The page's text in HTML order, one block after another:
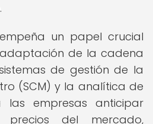
un papel crucial
de la cadena
de gestión de la
(SCM) y la analítica de
empresas anticipar
del mercado,